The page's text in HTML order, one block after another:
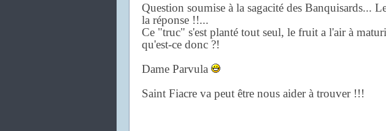
Question soumise à la sagacité des Banquisards...
la réponse !!...
Ce "truc" s'est planté tout seul, le fruit a l'air à
qu'est-ce donc ?!
Dame Parvula
Saint Fiacre va peut être nous aider à trouver !!!